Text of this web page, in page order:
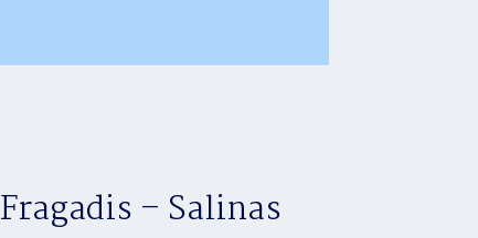
Fragadis – Salinas